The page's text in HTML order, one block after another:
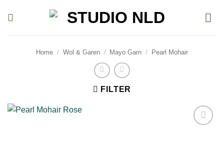
Home / Wol & Garen / Mayo Garn / Pearl Mohair
FILTER